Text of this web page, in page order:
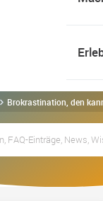
Brokrastination, den